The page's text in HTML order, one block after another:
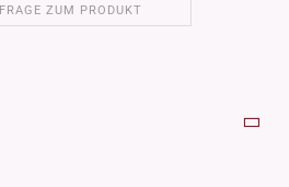
FRAGE ZUM PRODUKT